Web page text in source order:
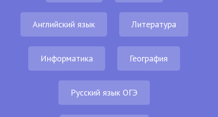
Английский язык Литература
Информатика География
Русский язык ОГЭ